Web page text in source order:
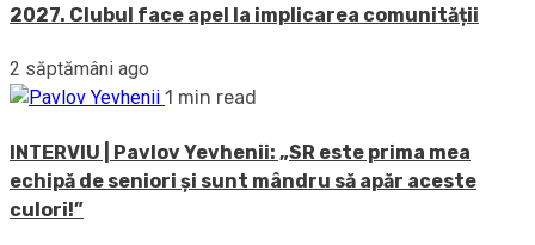
2027. Clubul face apel la implicarea comunității
2 săptămâni ago
1 min read
INTERVIU | Pavlov Yevhenii: „SR este prima mea
echipă de seniori și sunt mândru să apăr aceste
culori!”